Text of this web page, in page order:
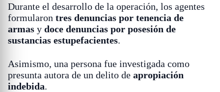
Durante el desarrollo de la operación, los agentes
formularon tres denuncias por tenencia de
armas y doce denuncias por posesión de
sustancias estupefacientes.
Asimismo, una persona fue investigada como
presunta autora de un delito de apropiación
indebida.